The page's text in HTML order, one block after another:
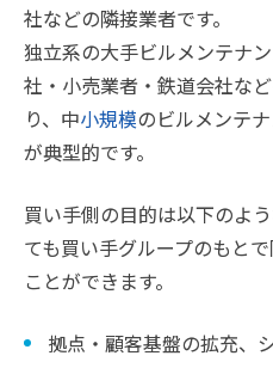
社などの隣接業者です。
独立系の大手ビルメンテナ
社・小売業者・鉄道会社な
り、中小規模のビルメンテ
が典型的です。
買い手側の目的は以下のよ
ても買い手グループのもと
ことができます。
拠点・顧客基盤の拡充、